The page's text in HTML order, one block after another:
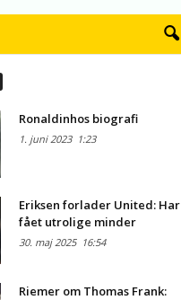
Ronaldinhos biografi
1. juni 20231:23
Eriksen forlader United: Har
fået utrolige minder
30. maj 202516:54
Riemer om Thomas Frank: